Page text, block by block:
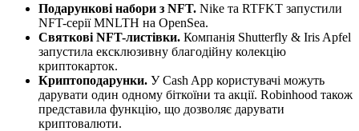
Подарункові набори з NFT. Nike та RTFKT запустили
NFT-серії MNLTH на OpenSea.
Святкові NFT-листівки. Компанія Shutterfly & Iris Apfel
запустила ексклюзивну благодійну колекцію
криптокарток.
Криптоподарунки. У Cash App користувачі можуть
дарувати один одному біткоїни та акції. Robinhood також
представила функцію, що дозволяє дарувати
криптовалюти.